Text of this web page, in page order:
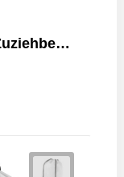
Odisha 140 g/m² OCS Bio Zuziehbeutel – 15 × 10 cm